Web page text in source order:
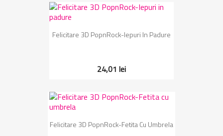
Felicitare 3D PopnRock-Iepuri In Padure
24,01 lei
Felicitare 3D PopnRock-Fetita Cu Umbrela